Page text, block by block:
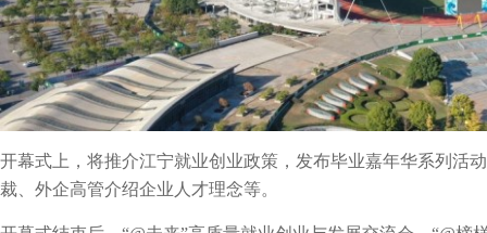
开幕式上，将推介江宁就业创业政策，发布毕业嘉年华系列活
裁、外企高管介绍企业人才理念等。